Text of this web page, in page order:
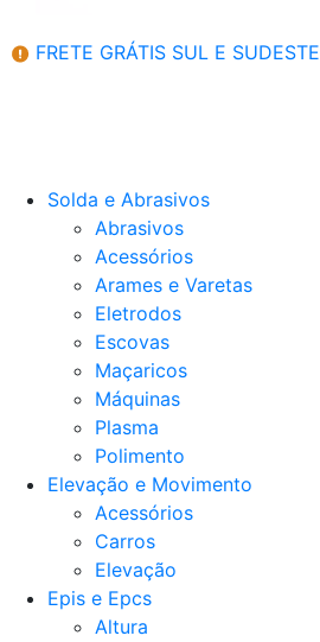
FRETE GRÁTIS SUL E SUDESTE
Solda e Abrasivos
Abrasivos
Acessórios
Arames e Varetas
Eletrodos
Escovas
Maçaricos
Máquinas
Plasma
Polimento
Elevação e Movimento
Acessórios
Carros
Elevação
Epis e Epcs
Altura